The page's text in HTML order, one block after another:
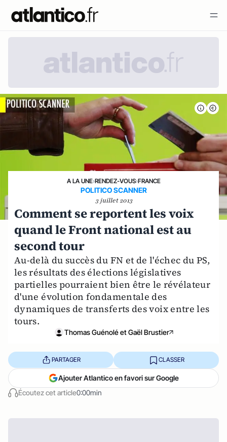
A LA UNE›RENDEZ-VOUS›FRANCE
POLITICO SCANNER
3 juillet 2013
Comment se reportent les voix
quand le Front national est au
second tour
Au-delà du succès du FN et de l'échec du PS,
les résultats des élections législatives
partielles pourraient bien être le révélateur
d'une évolution fondamentale des
dynamiques de transferts des voix entre les
tours.
Thomas Guénolé et Gaël Brustier
Écoutez cet article0:00min
PARTAGER CLASSER
Ajouter Atlantico en favori sur Google